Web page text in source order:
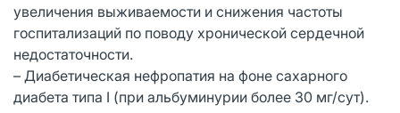
увеличения выживаемости и снижения частоты
госпитализаций по поводу хронической сердечной
недостаточности.
– Диабетическая нефропатия на фоне сахарного
диабета типа I (при альбуминурии более 30 мг/сут).